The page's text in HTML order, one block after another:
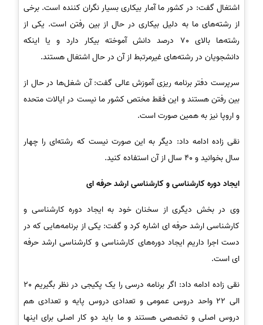
اشتغال گفت: در کشور ما آمار بیکاری بسیار نگران کننده است. برخی
از رشته‌های ما به دلیل بیکاری در حال از بین رفتن است. یکی از
رشته‌ها بالای 70 درصد دانش آموخته بیکار دارد و یا اینکه
دانشجویان در رشته‌های غیرمرتبط از آن در حال اشتغال هستند.
سرپرست دفتر برنامه ریزی آموزش عالی گفت: آن شغل‌ها در حال از
بین رفتن هستند و این فقط مختص کشور ما نیست در ایالات متحده
و اروپا نیز به همین صورت است.
نقی زاده ادامه داد: دیگر به این صورت نیست که رشته‌ای را چهار
سال بخوانید و 40 سال از آن استفاده کنید.
ایجاد دوره کارشناسی و کارشناسی ارشد حرفه ای
وی در بخش دیگری از سخنان خود به ایجاد دوره کارشناسی و
کارشناسی ارشد حرفه ای اشاره کرد و گفت: یکی از برنامه‌هایی که در
دست اجرا داریم ایجاد دوره‌های کارشناسی و کارشناسی ارشد حرفه
ای است.
نقی زاده ادامه داد: اگر برنامه درسی را یک پکیجی در نظر بگیریم 20
الی 22 واحد دروس عمومی و تعدادی دروس پایه و تعدادی هم
دروس اصلی و تخصصی هستند و ما باید دو کار اصلی برای اینها